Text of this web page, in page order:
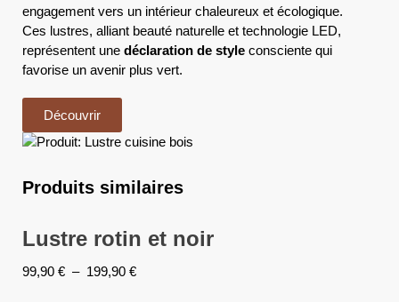
engagement vers un intérieur chaleureux et écologique.
Ces lustres, alliant beauté naturelle et technologie LED,
représentent une déclaration de style consciente qui
favorise un avenir plus vert.
Découvrir
Produits similaires
Lustre rotin et noir
99,90 € – 199,90 €